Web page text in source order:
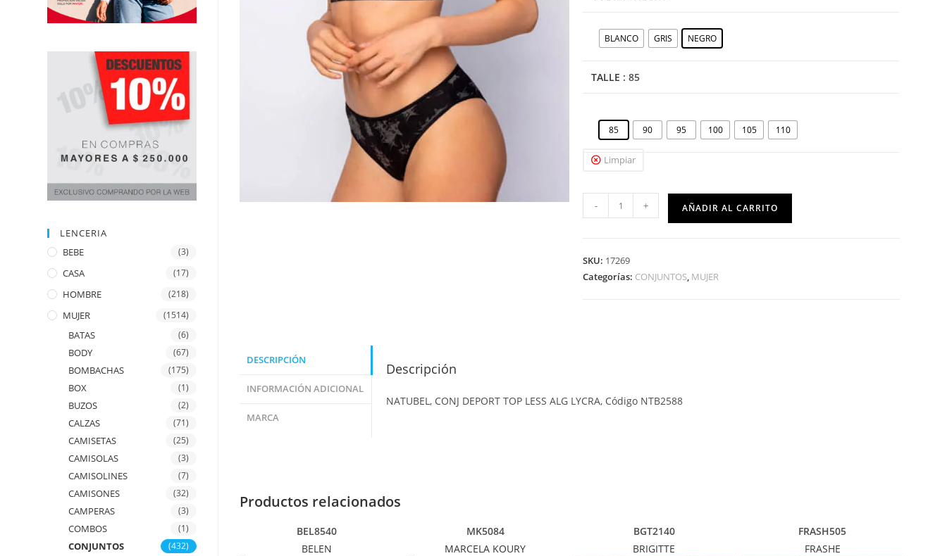
BLANCO GRIS NEGRO
TALLE : 85
85 90 95 100 105 110
Limpiar
- + AÑADIR AL CARRITO
SKU: 17269
Categorías: CONJUNTOS, MUJER
DESCRIPCIÓN
INFORMACIÓN ADICIONAL
MARCA
Descripción
NATUBEL, CONJ DEPORT TOP LESS ALG LYCRA, Código NTB2588
Productos relacionados
BEL8540
BELEN
MK5084
MARCELA KOURY
BGT2140
BRIGITTE
FRASH505
FRASHE
LENCERIA
BEBE
(3)
CASA (17)
HOMBRE (218)
MUJER (1514)
BATAS (6)
BODY (67)
BOMBACHAS (175)
BOX (1)
BUZOS (2)
CALZAS (71)
CAMISETAS (25)
CAMISOLAS (3)
CAMISOLINES (7)
CAMISONES (32)
CAMPERAS (3)
COMBOS (1)
CONJUNTOS (432)